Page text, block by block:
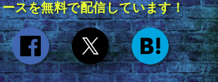
スを無料で配信しています！